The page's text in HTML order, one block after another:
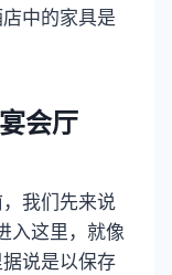
中的家具是
会厅
我们先来说
入这里，就像
说是以保存